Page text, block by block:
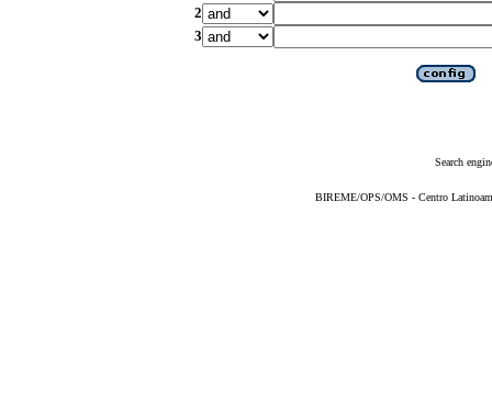
2
3
Search
BIREME/OPS/OMS - Centro